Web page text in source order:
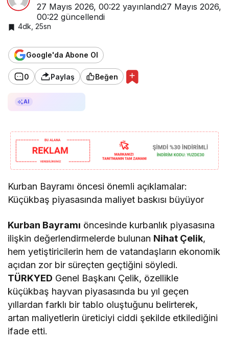
27 Mayıs 2026, 00:22 yayınlandı27 Mayıs 2026,
00:22 güncellendi
4dk, 25sn
Google'da Abone Ol
0 Paylaş Beğen
AI
Kurban Bayramı öncesi önemli açıklamalar:
Küçükbaş piyasasında maliyet baskısı büyüyor
Kurban Bayramı öncesinde kurbanlık piyasasına
ilişkin değerlendirmelerde bulunan Nihat Çelik,
hem yetiştiricilerin hem de vatandaşların ekonomik
açıdan zor bir süreçten geçtiğini söyledi.
TÜRKYED Genel Başkanı Çelik, özellikle
küçükbaş hayvan piyasasında bu yıl geçen
yıllardan farklı bir tablo oluştuğunu belirterek,
artan maliyetlerin üreticiyi ciddi şekilde etkilediğini
ifade etti.